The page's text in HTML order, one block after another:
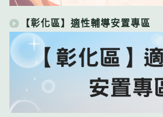
【彰化區】適性輔導安置專區